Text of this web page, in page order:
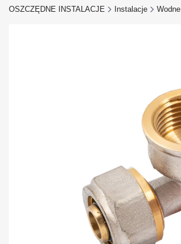
OSZCZĘDNE INSTALACJE Instalacje Wodne